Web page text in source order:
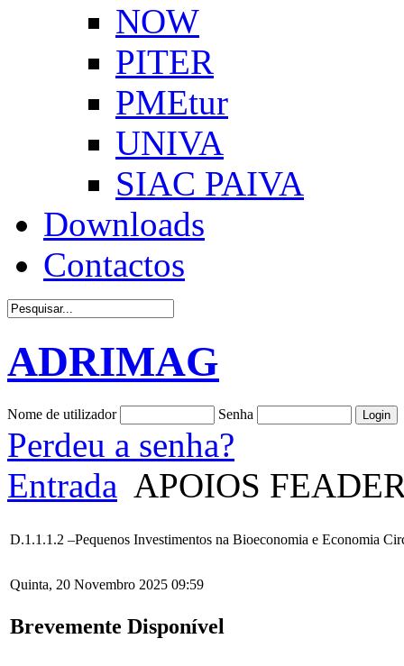
NOW
PITER
PMEtur
UNIVA
SIAC PAIVA
Downloads
Contactos
ADRIMAG
Nome de utilizador Senha
Perdeu a senha?
Entrada APOIOS
D.1.1.1.2 –Pequenos Investimentos na Bioeconomia e Economia
Quinta, 20 Novembro 2025 09:59
Brevemente Disponível